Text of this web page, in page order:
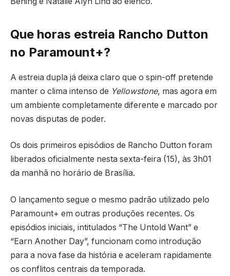
Que horas estreia Rancho Dutton
no Paramount+?
A estreia dupla já deixa claro que o spin-off pretende
manter o clima intenso de Yellowstone, mas agora em
um ambiente completamente diferente e marcado por
novas disputas de poder.
Os dois primeiros episódios de Rancho Dutton foram
liberados oficialmente nesta sexta-feira (15), às 3h01
da manhã no horário de Brasília.
O lançamento segue o mesmo padrão utilizado pelo
Paramount+ em outras produções recentes. Os
episódios iniciais, intitulados “The Untold Want” e
“Earn Another Day”, funcionam como introdução
para a nova fase da história e aceleram rapidamente
os conflitos centrais da temporada.